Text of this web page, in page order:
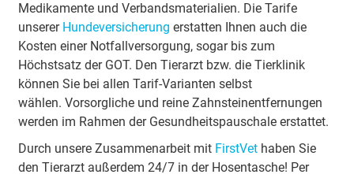
Medikamente und Verbandsmaterialien. Die Tarife
unserer Hundeversicherung erstatten Ihnen auch die
Kosten einer Notfallversorgung, sogar bis zum
Höchstsatz der GOT. Den Tierarzt bzw. die Tierklinik
können Sie bei allen Tarif-Varianten selbst
wählen. Vorsorgliche und reine Zahnsteinentfernungen
werden im Rahmen der Gesundheitspauschale erstattet.
Durch unsere Zusammenarbeit mit FirstVet haben Sie
den Tierarzt außerdem 24/7 in der Hosentasche! Per